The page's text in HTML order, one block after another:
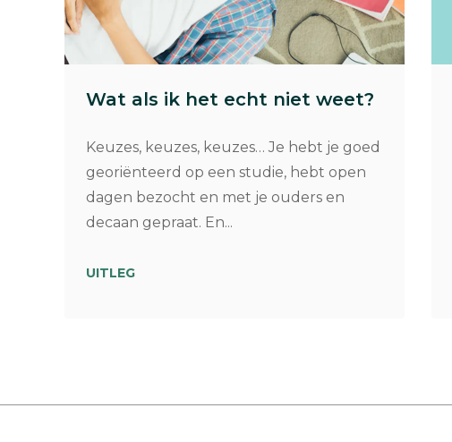
Wat als ik het echt niet weet?
Keuzes, keuzes, keuzes… Je hebt je goed
georiënteerd op een studie, hebt open
dagen bezocht en met je ouders en
decaan gepraat. En...
UITLEG